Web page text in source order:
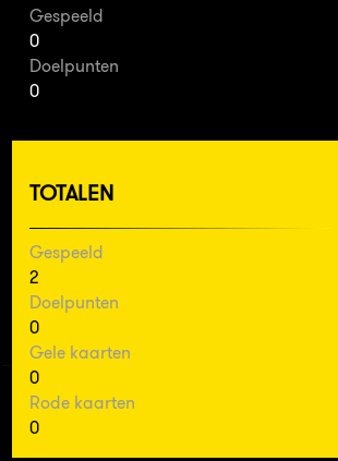
Gespeeld
0
Doelpunten
0
TOTALEN
Gespeeld
2
Doelpunten
0
Gele kaarten
0
Rode kaarten
0